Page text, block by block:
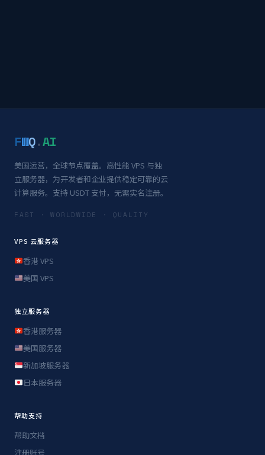
FWQ.AI
美国运营，全球节点覆盖。高性能 VPS 与独
立服务器，为开发者和企业提供稳定可靠的云
计算服务。支持 USDT 支付，无需实名注册。
FAST · WORLDWIDE · QUALITY
VPS 云服务器
香港 VPS
美国 VPS
独立服务器
香港服务器
美国服务器
新加坡服务器
日本服务器
帮助支持
帮助文档
注册账号